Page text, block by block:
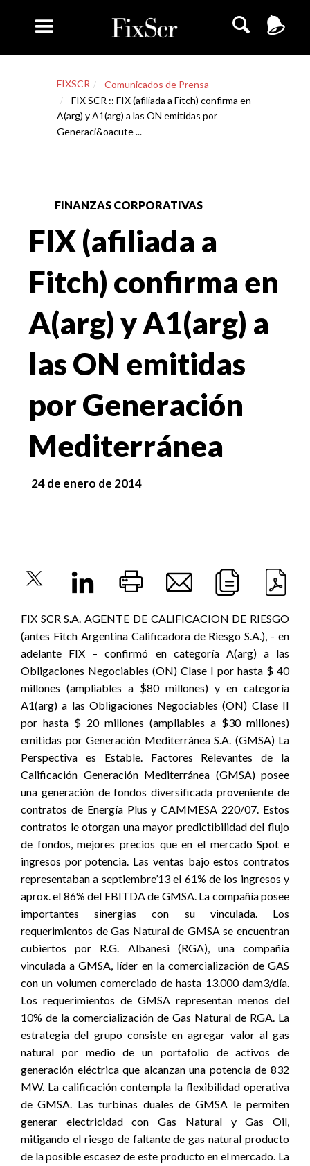
FIXSCR
Comunicados de Prensa
FIX SCR :: FIX (afiliada a Fitch) confirma en
A(arg) y A1(arg) a las ON emitidas por
Generaci&oacute ...
FINANZAS CORPORATIVAS
FIX (afiliada a
Fitch) confirma en
A(arg) y A1(arg) a
las ON emitidas
por Generación
Mediterránea
24 de enero de 2014
FIX SCR S.A. AGENTE DE CALIFICACION DE RIESGO
(antes Fitch Argentina Calificadora de Riesgo S.A.), - en
adelante FIX – confirmó en categoría A(arg) a las
Obligaciones Negociables (ON) Clase I por hasta $ 40
millones (ampliables a $80 millones) y en categoría
A1(arg) a las Obligaciones Negociables (ON) Clase II
por hasta $ 20 millones (ampliables a $30 millones)
emitidas por Generación Mediterránea S.A. (GMSA) La
Perspectiva es Estable. Factores Relevantes de la
Calificación Generación Mediterránea (GMSA) posee
una generación de fondos diversificada proveniente de
contratos de Energía Plus y CAMMESA 220/07. Estos
contratos le otorgan una mayor predictibilidad del flujo
de fondos, mejores precios que en el mercado Spot e
ingresos por potencia. Las ventas bajo estos contratos
representaban a septiembre’13 el 61% de los ingresos y
aprox. el 86% del EBITDA de GMSA. La compañía posee
importantes sinergias con su vinculada. Los
requerimientos de Gas Natural de GMSA se encuentran
cubiertos por R.G. Albanesi (RGA), una compañía
vinculada a GMSA, líder en la comercialización de GAS
con un volumen comerciado de hasta 13.000 dam3/día.
Los requerimientos de GMSA representan menos del
10% de la comercialización de Gas Natural de RGA. La
estrategia del grupo consiste en agregar valor al gas
natural por medio de un portafolio de activos de
generación eléctrica que alcanzan una potencia de 832
MW. La calificación contempla la flexibilidad operativa
de GMSA. Las turbinas duales de GMSA le permiten
generar electricidad con Gas Natural y Gas Oil,
mitigando el riesgo de faltante de gas natural producto
de la posible escasez de este producto en el mercado. La